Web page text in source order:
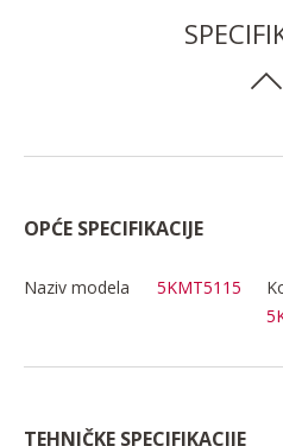
OPĆE SPECIFIKACIJE
Naziv modela 5KMT5115
TEHNIČKE SPECIFIKACIJE